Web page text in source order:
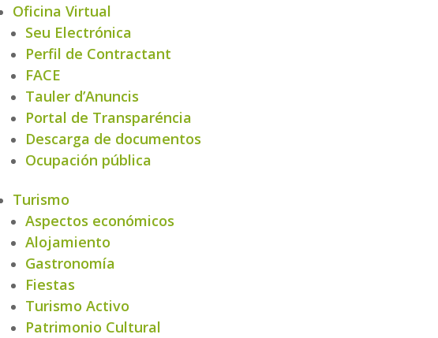
Oficina Virtual
Seu Electrónica
Perfil de Contractant
FACE
Tauler d’Anuncis
Portal de Transparéncia
Descarga de documentos
Ocupación pública
Turismo
Aspectos económicos
Alojamiento
Gastronomía
Fiestas
Turismo Activo
Patrimonio Cultural